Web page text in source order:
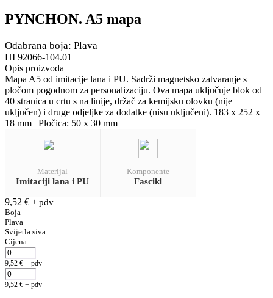
PYNCHON. A5 mapa
Odabrana boja: Plava
HI 92066-104.01
Opis proizvoda
Mapa A5 od imitacije lana i PU. Sadrži magnetsko zatvaranje s
pločom pogodnom za personalizaciju. Ova mapa uključuje blok od
40 stranica u crtu s na linije, držač za kemijsku olovku (nije
uključen) i druge odjeljke za dodatke (nisu uključeni). 183 x 252 x
18 mm | Pločica: 50 x 30 mm
Materijal
Imitaciji lana i PU
Komponente
Fascikl
9,52 € + pdv
Boja
Plava
Svijetla siva
Cijena
9,52 € + pdv
9,52 € + pdv